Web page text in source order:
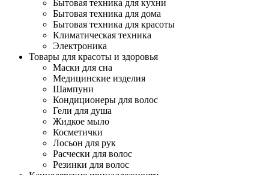
Бытовая техника для кухни
Бытовая техника для дома
Бытовая техника для красоты
Климатическая техника
Электроника
Товары для красоты и здоровья
Маски для сна
Медицинские изделия
Шампуни
Кондиционеры для волос
Гели для душа
Жидкое мыло
Косметички
Лосьон для рук
Расчески для волос
Резинки для волос